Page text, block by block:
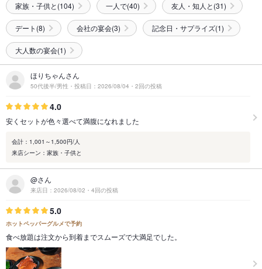
家族・子供と(104) 一人で(40) 友人・知人と(31)
デート(8) 会社の宴会(3) 記念日・サプライズ(1)
大人数の宴会(1)
ほりちゃんさん
50代後半/男性・投稿日：2026/08/04・2回の投稿
4.0
安くセットが色々選べて満腹になれました
会計：1,001～1,500円/人
来店シーン：家族・子供と
@さん
来店日：2026/08/02・4回の投稿
5.0
ホットペッパーグルメで予約
食べ放題は注文から到着までスムーズで大満足でした。